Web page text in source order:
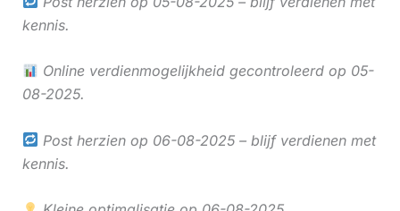
kennis.
Online verdienmogelijkheid gecontroleerd op 05-
08-2025.
Post herzien op 06-08-2025 – blijf verdienen met
kennis.